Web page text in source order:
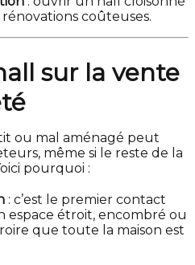
coûteuses.
sur la vente
ou mal aménagé peut
même si le reste de la
pourquoi :
: c’est le premier contact
espace étroit, encombré ou
que toute la maison est